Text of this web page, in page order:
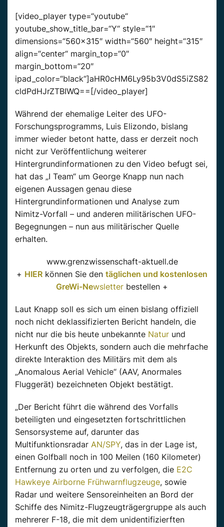
[video_player type=“youtube“
youtube_show_title_bar=“Y“ style=“1″
dimensions=“560×315″ width=“560″ height=“315″
align=“center“ margin_top=“0″
margin_bottom=“20″
ipad_color=“black“]aHR0cHM6Ly95b3V0dS5iZS82
cldPdHJrZTBIWQ==[/video_player]
Während der ehemalige Leiter des UFO-
Forschungsprogramms, Luis Elizondo, bislang
immer wieder betont hatte, dass er derzeit noch
nicht zur Veröffentlichung weiterer
Hintergrundinformationen zu den Video befugt sei,
hat das „I Team“ um George Knapp nun nach
eigenen Aussagen genau diese
Hintergrundinformationen und Analyse zum
Nimitz-Vorfall – und anderen militärischen UFO-
Begegnungen – nun aus militärischer Quelle
erhalten.
www.grenzwissenschaft-aktuell.de
+ HIER können Sie den täglichen und kostenlosen
GreWi-Newsletter bestellen +
Laut Knapp soll es sich um einen bislang offiziell
noch nicht deklassifizierten Bericht handeln, die
nicht nur die bis heute unbekannte Natur und
Herkunft des Objekts, sondern auch die mehrfache
direkte Interaktion des Militärs mit dem als
„Anomalous Aerial Vehicle“ (AAV, Anormales
Fluggerät) bezeichneten Objekt bestätigt.
„Der Bericht führt die während des Vorfalls
beteiligten und eingesetzten fortschrittlichen
Sensorsysteme auf, darunter das
Multifunktionsradar AN/SPY, das in der Lage ist,
einen Golfball noch in 100 Meilen (160 Kilometer)
Entfernung zu orten und zu verfolgen, die E2C
Hawkeye Airborne Frühwarnflugzeuge, sowie
Radar und weitere Sensoreinheiten an Bord der
Schiffe des Nimitz-Flugzeugträgergruppe als auch
mehrerer F-18, die mit dem unidentifizierften